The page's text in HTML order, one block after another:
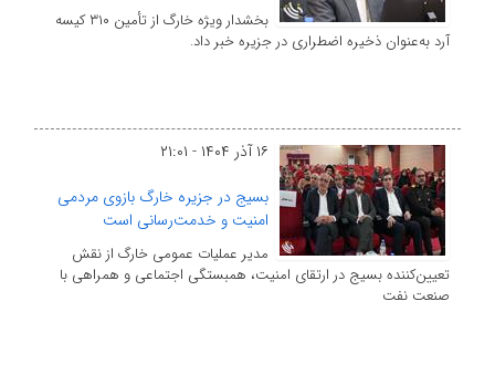
بخشدار ویژه خارگ از تأمین ۳۱۰ کیسه
آرد به‌عنوان ذخیره اضطراری در جزیره خبر داد.
۱۶ آذر ۱۴۰۴ - ۲۱:۰۱
بسیج در جزیره خارگ بازوی مردمی
امنیت و خدمت‌رسانی است
مدیر عملیات عمومی خارگ از نقش
تعیین‌کننده بسیج در ارتقای امنیت، همبستگی اجتماعی و همراهی با
صنعت نفت